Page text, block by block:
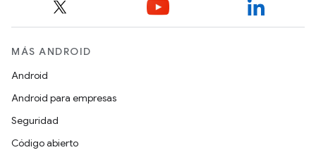
MÁS ANDROID
Android
Android para empresas
Seguridad
Código abierto